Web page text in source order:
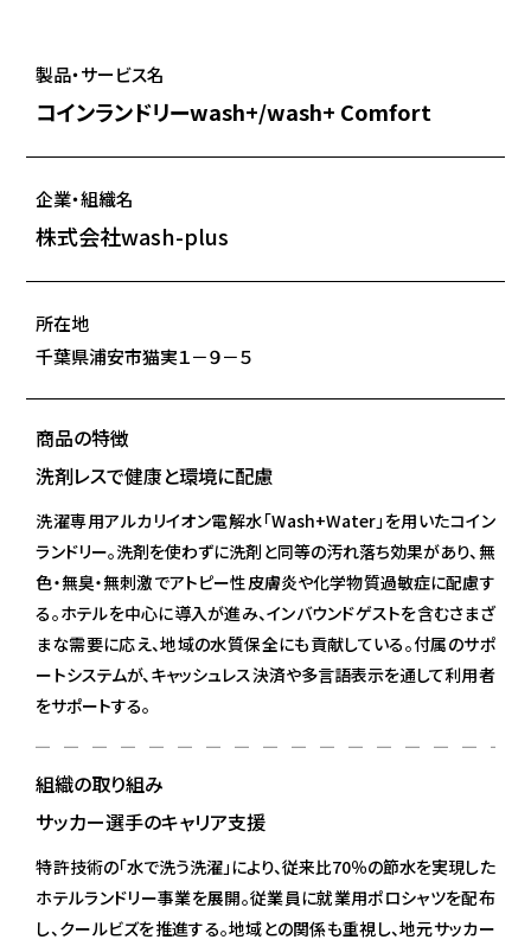
製品・サービス名
コインランドリーwash+/wash+ Comfort
企業・組織名
株式会社wash-plus
所在地
千葉県浦安市猫実１－９－５
商品の特徴
洗剤レスで健康と環境に配慮
洗濯専用アルカリイオン電解水「Wash+Water」を用いたコイン
ランドリー。洗剤を使わずに洗剤と同等の汚れ落ち効果があり、無
色・無臭・無刺激でアトピー性皮膚炎や化学物質過敏症に配慮す
る。ホテルを中心に導入が進み、インバウンドゲストを含むさまざ
まな需要に応え、地域の水質保全にも貢献している。付属のサポ
ートシステムが、キャッシュレス決済や多言語表示を通して利用者
をサポートする。
組織の取り組み
サッカー選手のキャリア支援
特許技術の「水で洗う洗濯」により、従来比70％の節水を実現した
ホテルランドリー事業を展開。従業員に就業用ポロシャツを配布
し、クールビズを推進する。地域との関係も重視し、地元サッカー